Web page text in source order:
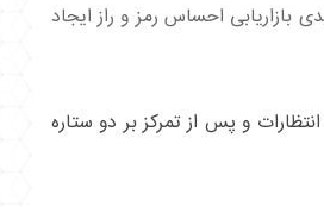
بازاریابی احساس رمز و راز ایجاد
و پس از تمرکز بر دو ستاره